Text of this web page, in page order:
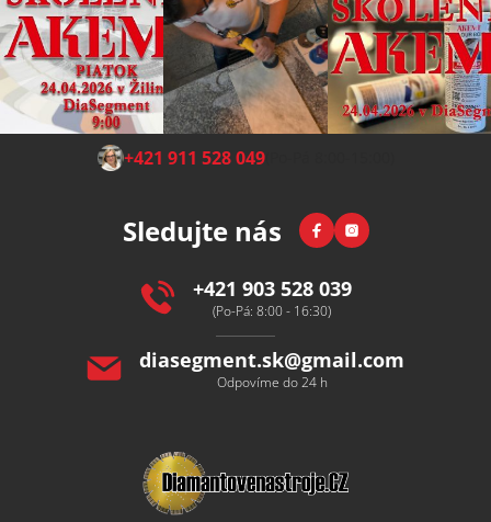
Z +421 911 528 049(Po-Pá 8:00-15:00)
Sledujte nás FacebookInstagram
+421 903 528 039
(Po-Pá: 8:00 - 16:30)
diasegment.sk@gmail.com
Odpovíme do 24 h